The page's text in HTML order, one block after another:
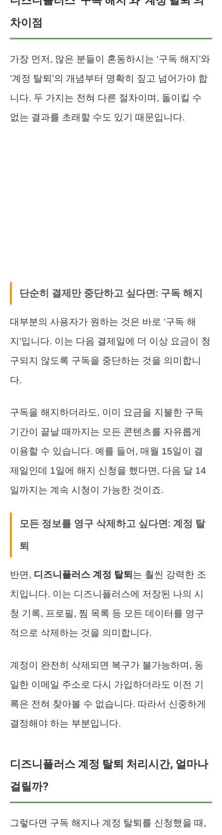
차이점
가장 먼저, 많은 분들이 혼동하시는 ‘구독 해지’와
‘계정 탈퇴’의 개념부터 명확히 짚고 넘어가야 합
니다. 두 가지는 전혀 다른 절차이며, 돌이킬 수
없는 결과를 초래할 수도 있기 때문입니다.
단순히 결제만 중단하고 싶다면: 구독 해지
대부분의 사용자가 원하는 것은 바로 ‘구독 해
지’입니다. 이는 다음 결제일에 더 이상 요금이 청
구되지 않도록 구독을 중단하는 것을 의미합니
다.
구독을 해지하더라도, 이미 요금을 지불한 구독
기간이 끝날 때까지는 모든 콘텐츠를 자유롭게
이용할 수 있습니다. 예를 들어, 매월 15일이 결
제일인데 1일에 해지 신청을 했다면, 다음 달 14
일까지는 계속 시청이 가능한 것이죠.
모든 정보를 영구 삭제하고 싶다면: 계정 탈
퇴
반면, 디즈니플러스 계정 탈퇴 는 훨씬 강력한 조
치입니다. 이는 디즈니플러스에 저장된 나의 시
청 기록, 프로필, 찜 목록 등 모든 데이터를 영구
적으로 삭제하는 것을 의미합니다.
계정이 완전히 삭제되면 복구가 불가능하며, 동
일한 이메일 주소로 다시 가입하더라도 이전 기
록은 전혀 찾아볼 수 없습니다. 따라서 신중하게
결정해야 하는 부분입니다.
디즈니플러스 계정 탈퇴 처리시간, 얼마나
걸릴까?
그렇다면 구독 해지나 계정 탈퇴를 신청했을 때,